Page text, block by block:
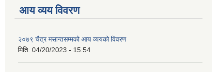
आय व्यय विवरण
२०७९ चैत्र मसान्तसम्मको आय व्ययको विवरण
मिति: 04/20/2023 - 15:54